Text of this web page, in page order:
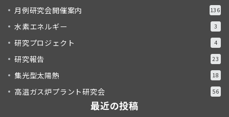
月例研究会開催案内 136
水素エネルギー 3
研究プロジェクト 4
研究報告 23
集光型太陽熱 18
高温ガス炉プラント研究会 56
最近の投稿